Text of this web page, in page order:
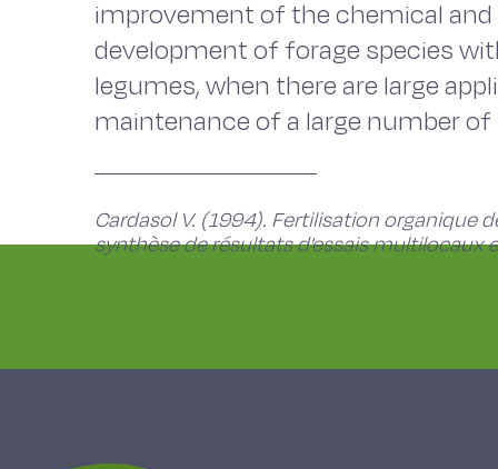
improvement of the chemical and
development of forage species
legumes, when there are large
maintenance of a large number of
Cardasol V. (1994). Fertilisation organique
synthèse de résultats d'essais multilocaux